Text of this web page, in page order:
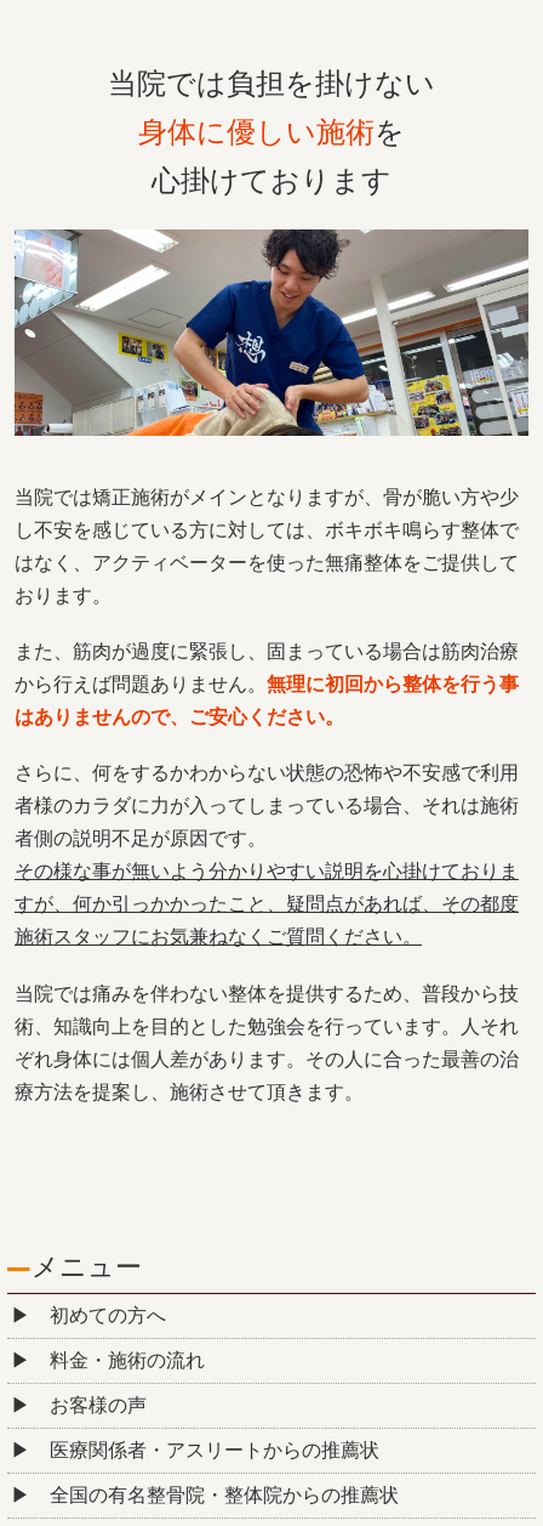
当院では負担を掛けない
身体に優しい施術を
心掛けております
当院では矯正施術がメインとなりますが、骨が脆い方や少
し不安を感じている方に対しては、ボキボキ鳴らす整体で
はなく、アクティベーターを使った無痛整体をご提供して
おります。
また、筋肉が過度に緊張し、固まっている場合は筋肉治療
から行えば問題ありません。 無理に初回から整体を行う事
はありませんので、ご安心ください。
さらに、何をするかわからない状態の恐怖や不安感で利用
者様のカラダに力が入ってしまっている場合、それは施術
者側の説明不足が原因です。
その様な事が無いよう分かりやすい説明を心掛けておりま
すが、何か引っかかったこと、疑問点があれば、その都度
施術スタッフにお気兼ねなくご質問ください。
当院では痛みを伴わない整体を提供するため、普段から技
術、知識向上を目的とした勉強会を行っています。人それ
ぞれ身体には個人差があります。その人に合った最善の治
療方法を提案し、施術させて頂きます。
メニュー
初めての方へ
料金・施術の流れ
お客様の声
医療関係者・アスリートからの推薦状
全国の有名整骨院・整体院からの推薦状